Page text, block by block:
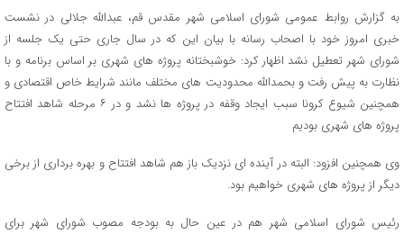
به گزارش روابط عمومی شورای اسلامی شهر مقدس قم، عبدالله جلالی در نشست
خبری امروز خود با اصحاب رسانه با بیان این که در سال جاری حتی یک جلسه از
شورای شهر تعطیل نشد اظهار کرد: خوشبختانه پروژه های شهری بر اساس برنامه و با
نظارت به پیش رفت و بحمدالله محدودیت های مختلف مانند شرایط خاص اقتصادی و
همچنین شیوع کرونا سبب ایجاد وقفه در پروژه ها نشد و در ۶ مرحله شاهد افتتاح
پروژه های شهری بودیم
وی همچنین افزود: البته در آینده ای نزدیک باز هم شاهد افتتاح و بهره برداری از برخی
دیگر از پروژه های شهری خواهیم بود.
رئیس شورای اسلامی شهر هم در عین حال به بودجه مصوب شورای شهر برای